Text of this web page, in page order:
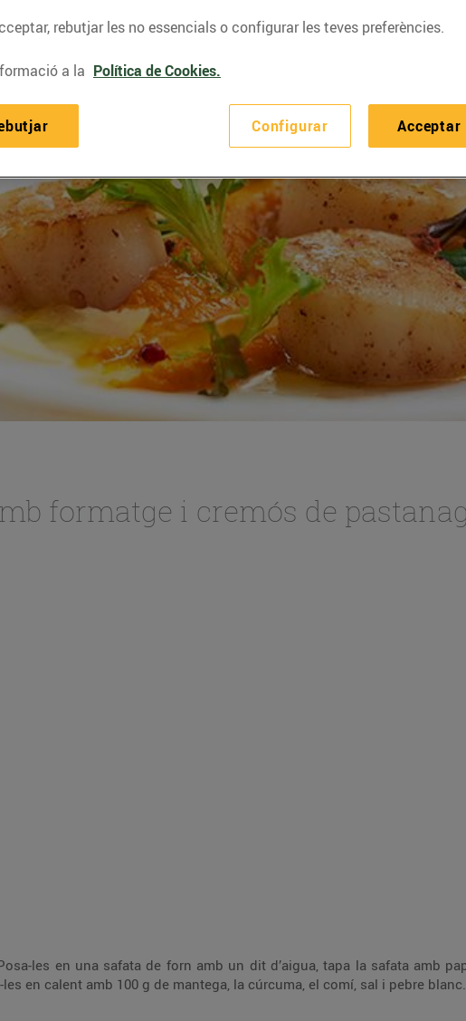
formatge i cremós de
tapa la safata amb paper d’alumini i cou-les al forn a 180 °C
rebutjar les no essencials o configurar les teves preferències.
a la Política de Cookies.
Configurar Acceptar